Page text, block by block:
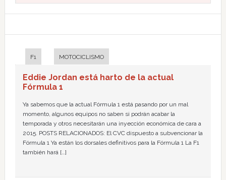
F1 MOTOCICLISMO
Eddie Jordan está harto de la actual
Fórmula 1
Ya sabemos que la actual Fórmula 1 está pasando por un mal
momento, algunos equipos no saben si podrán acabar la
temporada y otros necesitarán una inyección económica de cara a
2015. POSTS RELACIONADOS: El CVC dispuesto a subvencionar la
Fórmula 1 Ya están los dorsales definitivos para la Fórmula 1 La F1
también hará […]